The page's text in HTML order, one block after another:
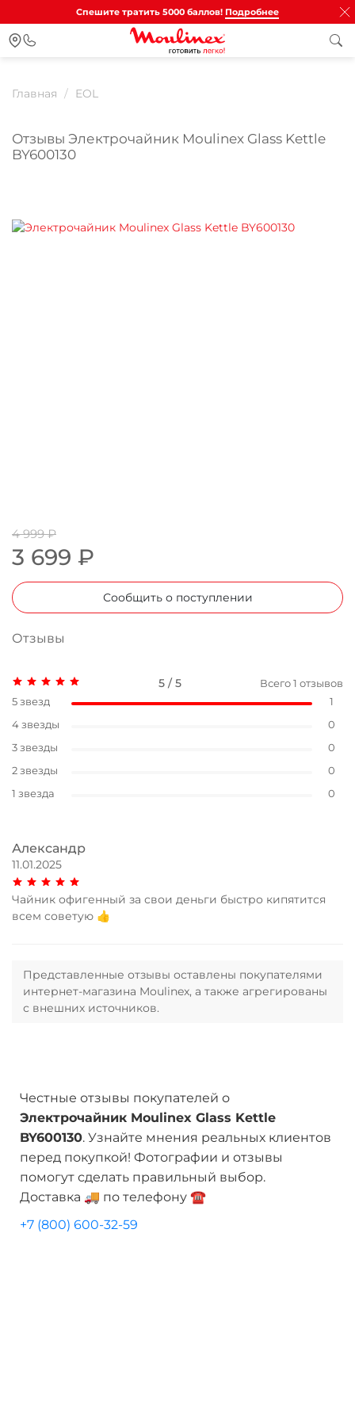
Спешите тратить 5000 баллов! Подробнее
Главная EOL
Отзывы Электрочайник Moulinex Glass Kettle
BY600130
4 999 ₽
3 699 ₽
Сообщить о поступлении
Отзывы
Александр
11.01.2025
Чайник офигенный за свои деньги быстро кипятится
всем советую 👍
5 / 5 Всего1 отзывов
5 звезд
1
4 звезды
0
3 звезды
0
2 звезды
0
1 звезда
0
Представленные отзывы оставлены покупателями
интернет-магазина Moulinex, а также агрегированы
с внешних источников.
Честные отзывы покупателей о
Электрочайник Moulinex Glass Kettle
BY600130. Узнайте мнения реальных клиентов
перед покупкой! Фотографии и отзывы
помогут сделать правильный выбор.
Доставка 🚚 по телефону ☎️
+7 (800) 600-32-59